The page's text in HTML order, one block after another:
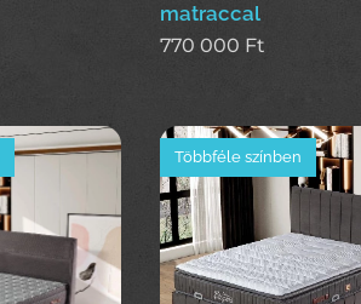
matraccal
770 000 Ft
Többféle színben